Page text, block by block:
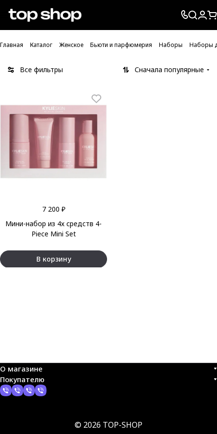
Проверка хлебных крошек
Главная Каталог Женское Бьюти и парфюмерия Наборы Наборы
Все фильтры Сначала популярные
7 200 ₽
Мини-набор из 4х средств 4-
Piece Mini Set
В корзину
О магазине
Покупателю
© 2026 TOP-SHOP